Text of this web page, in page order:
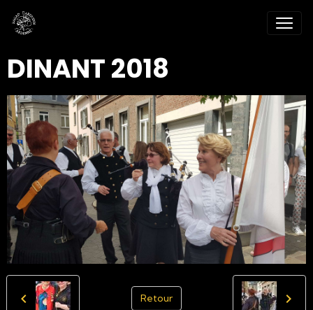
DINANT 2018
Retour